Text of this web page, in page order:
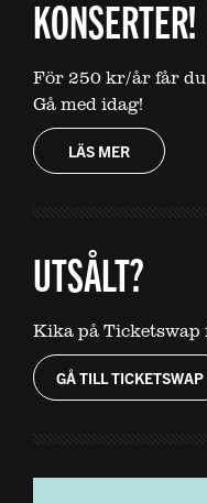
KONSERTER!
För 250 kr/år får du
Gå med idag!
LÄS MER
UTSÅLT?
Kika på
GÅ TILL TICKETSWAP